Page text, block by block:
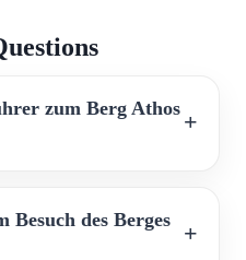
zum Berg Athos
Besuch des Berges